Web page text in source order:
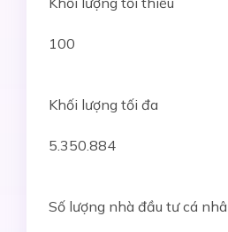
100
Khối lượng tối đa
5.350.884
Số lượng nhà đầu tư cá